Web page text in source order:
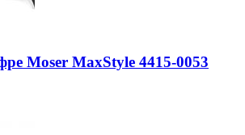
Moser MaxStyle 4415-0053